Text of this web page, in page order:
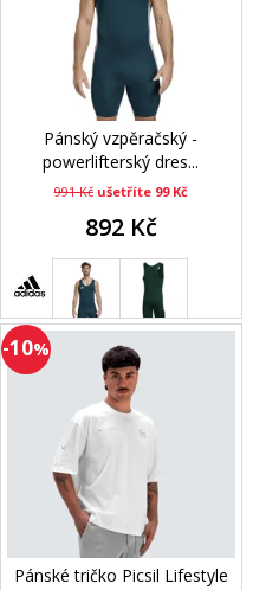
Pánský vzpěračský -
powerlifterský dres...
991 Kč ušetříte 99 Kč
892 Kč
-10%
Pánské tričko Picsil Lifestyle